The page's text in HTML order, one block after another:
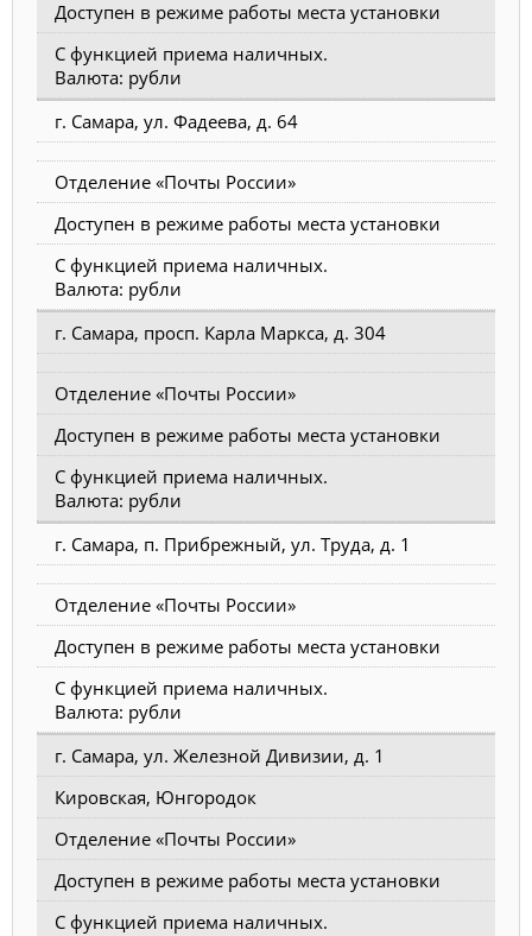
Доступен в режиме работы места установки
С функцией приема наличных.
Валюта: рубли
г. Самара, ул. Фадеева, д. 64
Отделение «Почты России»
Доступен в режиме работы места установки
С функцией приема наличных.
Валюта: рубли
г. Самара, просп. Карла Маркса, д. 304
Отделение «Почты России»
Доступен в режиме работы места установки
С функцией приема наличных.
Валюта: рубли
г. Самара, п. Прибрежный, ул. Труда, д. 1
Отделение «Почты России»
Доступен в режиме работы места установки
С функцией приема наличных.
Валюта: рубли
г. Самара, ул. Железной Дивизии, д. 1
Кировская, Юнгородок
Отделение «Почты России»
Доступен в режиме работы места установки
С функцией приема наличных.